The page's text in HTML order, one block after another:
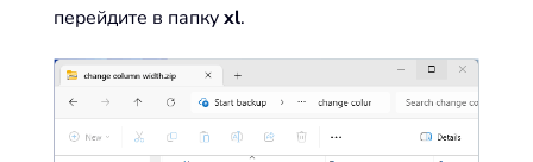
перейдите в папкуxl.